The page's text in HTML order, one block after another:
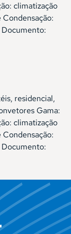
climatização
residencial,
Gama:
climatização